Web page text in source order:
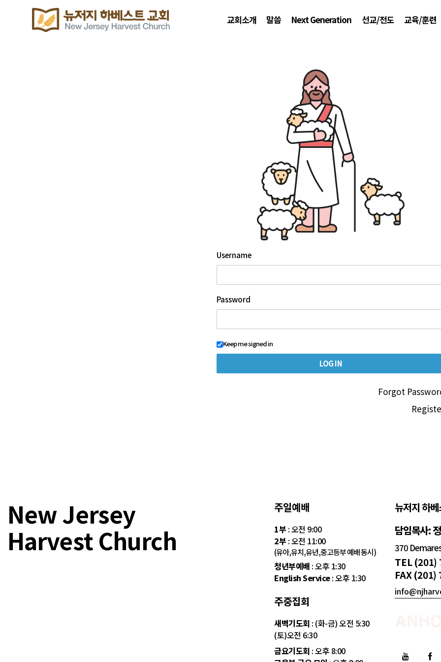
교회소개 말씀 Next Generation 선교/전도 교육/훈련
Username
Password
Keep me signed in
Forgot
New Jersey
Harvest Church
주일예배
1부 : 오전 9:00
2부 : 오전 11:00
(유아,유치,유년,중고등부 예배 동시)
청년부예배 : 오후 1:30
English Service: 오후 1:30
주중집회
새벽기도회 : (화-금) 오전 5:30
(토)오전 6:30
금요기도회 : 오후 8:00
뉴저지 하
담임목사:
370
TEL (201)
FAX (201)